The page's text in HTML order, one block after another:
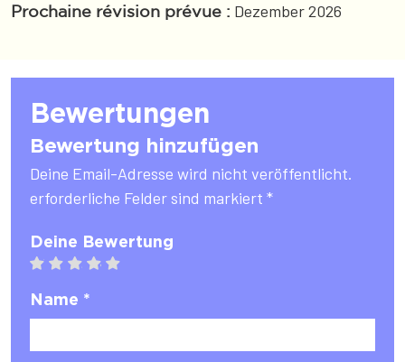
Prochaine révision prévue : Dezember 2026
Bewertungen
Bewertung hinzufügen
Deine Email-Adresse wird nicht veröffentlicht.
erforderliche Felder sind markiert *
Deine Bewertung
5 stars
4 stars
3 stars
2 stars
1 star
Name *